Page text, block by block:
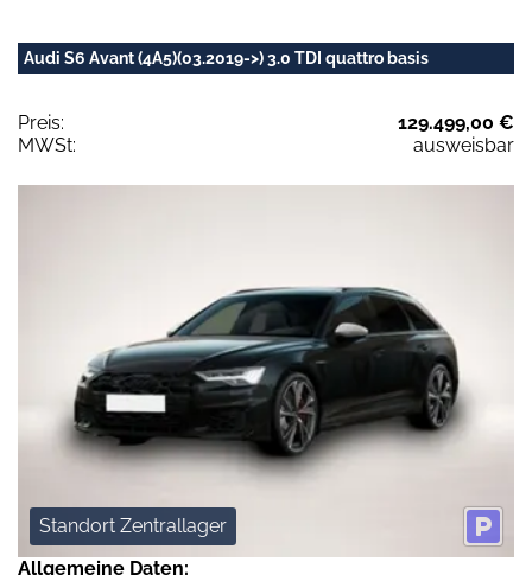
Audi S6 Avant (4A5)(03.2019->) 3.0 TDI quattro basis
Preis:
129.499,00 €
MWSt:
ausweisbar
Standort Zentrallager
Allgemeine Daten: